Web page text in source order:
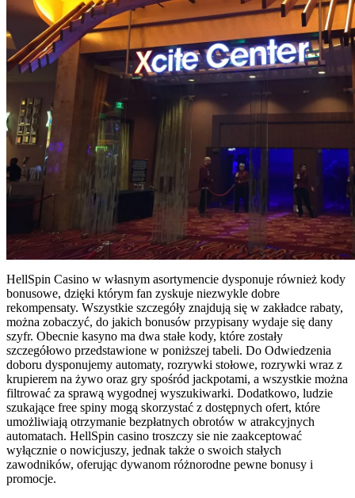
HellSpin Casino w własnym asortymencie dysponuje również kody
bonusowe, dzięki którym fan zyskuje niezwykle dobre
rekompensaty. Wszystkie szczegóły znajdują się w zakładce rabaty,
można zobaczyć, do jakich bonusów przypisany wydaje się dany
szyfr. Obecnie kasyno ma dwa stałe kody, które zostały
szczegółowo przedstawione w poniższej tabeli. Do Odwiedzenia
doboru dysponujemy automaty, rozrywki stołowe, rozrywki wraz z
krupierem na żywo oraz gry spośród jackpotami, a wszystkie można
filtrować za sprawą wygodnej wyszukiwarki. Dodatkowo, ludzie
szukające free spiny mogą skorzystać z dostępnych ofert, które
umożliwiają otrzymanie bezpłatnych obrotów w atrakcyjnych
automatach. HellSpin casino troszczy sie nie zaakceptować
wyłącznie o nowicjuszy, jednak także o swoich stałych
zawodników, oferując dywanom różnorodne pewne bonusy i
promocje.